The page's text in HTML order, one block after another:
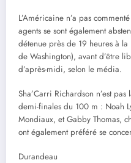
L’Américaine n’a pas
agents se sont également
détenue près de 19 heures à la
de Washington), avant d’être
d’après-midi, selon le média.
Sha’Carri Richardson n’est
demi-finales du 100 m : Noah
Mondiaux, et Gabby Thomas,
ont également préféré se
Durandeau